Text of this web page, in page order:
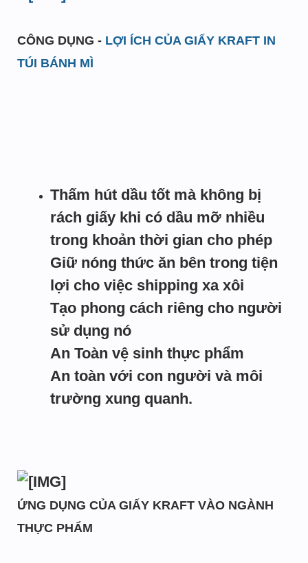
CÔNG DỤNG - LỢI ÍCH CỦA GIẤY KRAFT IN
TÚI BÁNH MÌ
Thấm hút dầu tốt mà không bị
rách giấy khi có dầu mỡ nhiều
trong khoản thời gian cho phép
Giữ nóng thức ăn bên trong tiện
lợi cho việc shipping xa xôi
Tạo phong cách riêng cho người
sử dụng nó
An Toàn vệ sinh thực phẩm
An toàn với con người và môi
trường xung quanh.
ỨNG DỤNG CỦA GIẤY KRAFT VÀO NGÀNH
THỰC PHẨM